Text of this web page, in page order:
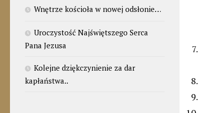
Wnętrze kościoła w nowej odsłonie…
Uroczystość Najświętszego Serca
Pana Jezusa
Kolejne dziękczynienie za dar
kapłaństwa..